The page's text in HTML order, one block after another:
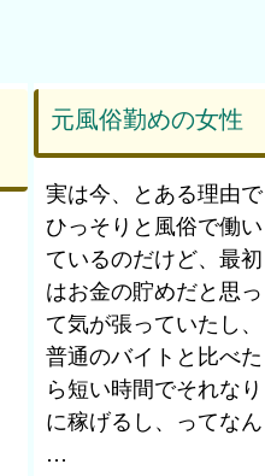
元風俗勤めの女性
実は今、とある理由で
ひっそりと風俗で働い
ているのだけど、最初
はお金の貯めだと思っ
て気が張っていたし、
普通のバイトと比べた
ら短い時間でそれなり
に稼げるし、ってなん
…